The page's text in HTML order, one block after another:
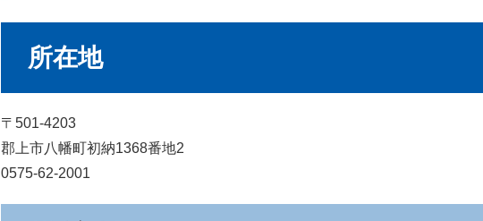
所在地
〒501-4203
郡上市八幡町初納1368番地2
0575-62-2001